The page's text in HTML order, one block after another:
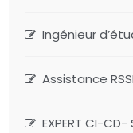
Ingénieur
Assistance
EXPERT CI-